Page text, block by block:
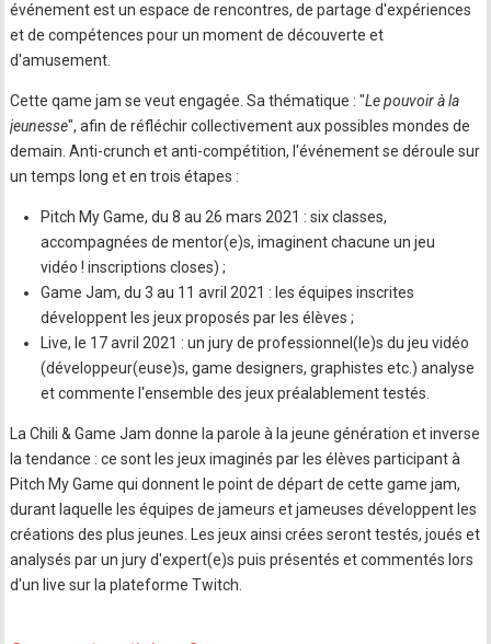
événement est un espace de rencontres, de partage d'expériences
et de compétences pour un moment de découverte et
d'amusement.
Cette qame jam se veut engagée. Sa thématique : "Le pouvoir à la
jeunesse", afin de réfléchir collectivement aux possibles mondes de
demain. Anti-crunch et anti-compétition, l'événement se déroule sur
un temps long et en trois étapes :
Pitch My Game, du 8 au 26 mars 2021 : six classes,
accompagnées de mentor(e)s, imaginent chacune un jeu
vidéo ! inscriptions closes) ;
Game Jam, du 3 au 11 avril 2021 : les équipes inscrites
développent les jeux proposés par les élèves ;
Live, le 17 avril 2021 : un jury de professionnel(le)s du jeu vidéo
(développeur(euse)s, game designers, graphistes etc.) analyse
et commente l'ensemble des jeux préalablement testés.
La Chili & Game Jam donne la parole à la jeune génération et inverse
la tendance : ce sont les jeux imaginés par les élèves participant à
Pitch My Game qui donnent le point de départ de cette game jam,
durant laquelle les équipes de jameurs et jameuses développent les
créations des plus jeunes. Les jeux ainsi crées seront testés, joués et
analysés par un jury d'expert(e)s puis présentés et commentés lors
d'un live sur la plateforme Twitch.